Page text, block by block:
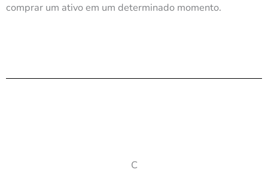
comprar um ativo em um determinado momento.
C